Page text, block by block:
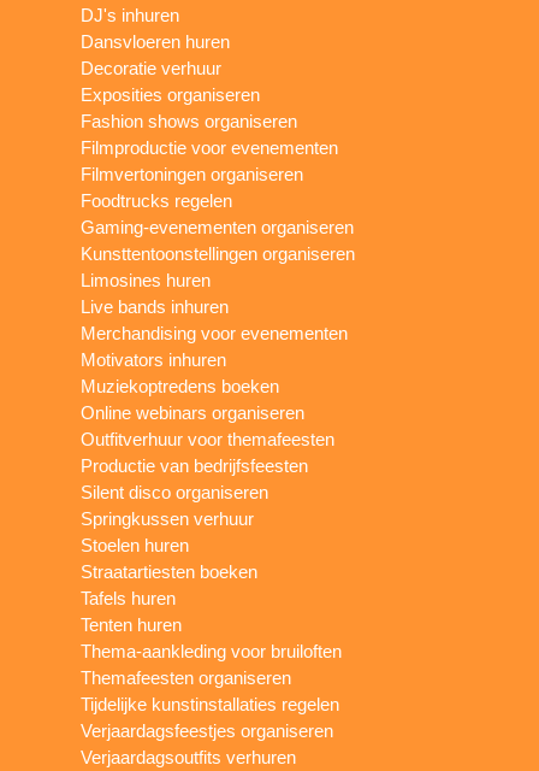
DJ's inhuren
Dansvloeren huren
Decoratie verhuur
Exposities organiseren
Fashion shows organiseren
Filmproductie voor evenementen
Filmvertoningen organiseren
Foodtrucks regelen
Gaming-evenementen organiseren
Kunsttentoonstellingen organiseren
Limosines huren
Live bands inhuren
Merchandising voor evenementen
Motivators inhuren
Muziekoptredens boeken
Online webinars organiseren
Outfitverhuur voor themafeesten
Productie van bedrijfsfeesten
Silent disco organiseren
Springkussen verhuur
Stoelen huren
Straatartiesten boeken
Tafels huren
Tenten huren
Thema-aankleding voor bruiloften
Themafeesten organiseren
Tijdelijke kunstinstallaties regelen
Verjaardagsfeestjes organiseren
Verjaardagsoutfits verhuren